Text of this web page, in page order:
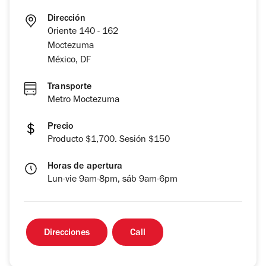
Dirección
Oriente 140 - 162
Moctezuma
México, DF
Transporte
Metro Moctezuma
Precio
Producto $1,700. Sesión $150
Horas de apertura
Lun-vie 9am-8pm, sáb 9am-6pm
Direcciones Call